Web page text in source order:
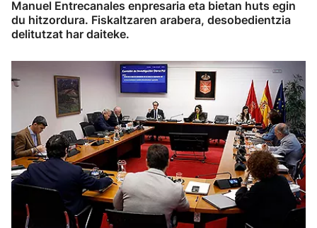
Manuel Entrecanales enpresaria eta bietan huts egin
du hitzordura. Fiskaltzaren arabera, desobedientzia
delitutzat har daiteke.